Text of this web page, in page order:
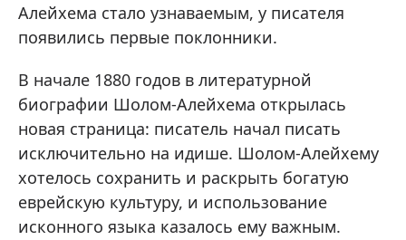
Алейхема стало узнаваемым, у писателя
появились первые поклонники.
В начале 1880 годов в литературной
биографии Шолом-Алейхема открылась
новая страница: писатель начал писать
исключительно на идише. Шолом-Алейхему
хотелось сохранить и раскрыть богатую
еврейскую культуру, и использование
исконного языка казалось ему важным.